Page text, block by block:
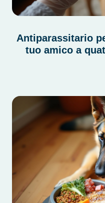
Antiparassitario
tuo amico a